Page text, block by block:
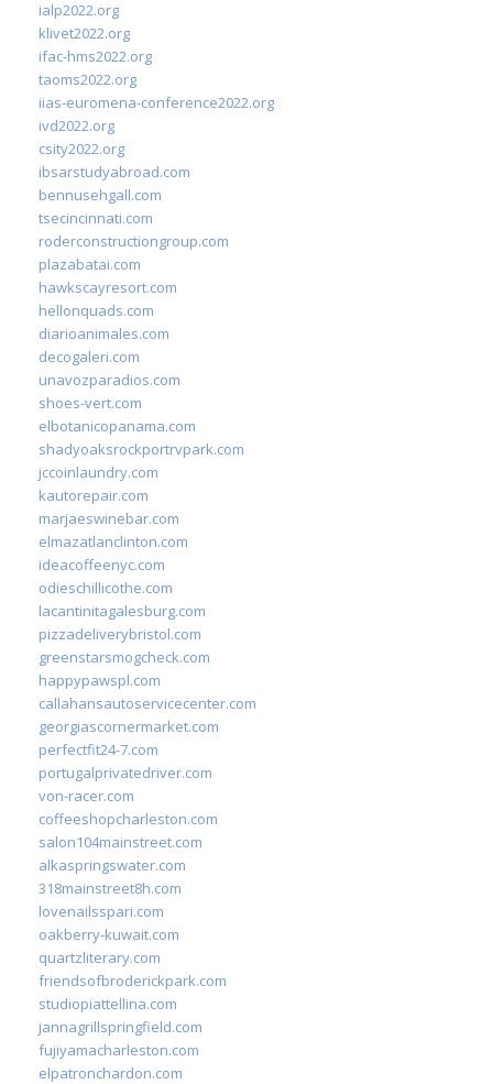
ialp2022.org
klivet2022.org
ifac-hms2022.org
taoms2022.org
iias-euromena-conference2022.org
ivd2022.org
csity2022.org
ibsarstudyabroad.com
bennusehgall.com
tsecincinnati.com
roderconstructiongroup.com
plazabatai.com
hawkscayresort.com
hellonquads.com
diarioanimales.com
decogaleri.com
unavozparadios.com
shoes-vert.com
elbotanicopanama.com
shadyoaksrockportrvpark.com
jccoinlaundry.com
kautorepair.com
marjaeswinebar.com
elmazatlanclinton.com
ideacoffeenyc.com
odieschillicothe.com
lacantinitagalesburg.com
pizzadeliverybristol.com
greenstarsmogcheck.com
happypawspl.com
callahansautoservicecenter.com
georgiascornermarket.com
perfectfit24-7.com
portugalprivatedriver.com
von-racer.com
coffeeshopcharleston.com
salon104mainstreet.com
alkaspringswater.com
318mainstreet8h.com
lovenailsspari.com
oakberry-kuwait.com
quartzliterary.com
friendsofbroderickpark.com
studiopiattellina.com
jannagrillspringfield.com
fujiyamacharleston.com
elpatronchardon.com